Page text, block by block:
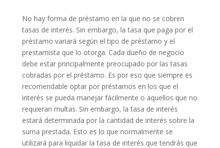
No hay forma de préstamo en la que no se cobren
tasas de interés. Sin embargo, la tasa que paga por el
préstamo variará según el tipo de préstamo y el
prestamista que lo otorga. Cada dueño de negocio
debe estar principalmente preocupado por las tasas
cobradas por el préstamo. Es por eso que siempre es
recomendable optar por préstamos en los que el
interés se pueda manejar fácilmente o aquellos que no
requieran multas. Sin embargo, la tasa de interés
estará determinada por la cantidad de interés sobre la
suma prestada. Esto es lo que normalmente se
utilizará para liquidar la tasa de interés que tendrás que